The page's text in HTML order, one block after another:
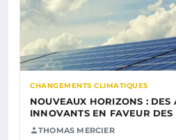
CHANGEMENTS CLIMATIQUES
NOUVEAUX HORIZONS : DES
INNOVANTS EN FAVEUR DES
THOMAS MERCIER